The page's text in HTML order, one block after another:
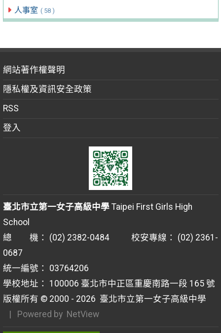
人事室 ( 58 )
網站著作權聲明
隱私權及資訊安全政策
RSS
登入
臺北市立第一女子高級中學Taipei First Girls High
School
總 機： (02) 2382-0484 校安專線： (02) 2361-
0687
統一編號： 03764206
學校地址： 100006 臺北市中正區重慶南路一段 165 號
版權所有 © 2000 - 2026 臺北市立第一女子高級中學
| Powered by NetView